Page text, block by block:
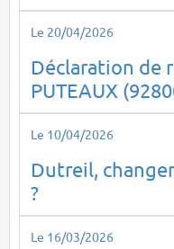
Le 20/04/2026
Déclaration de
PUTEAUX
impôts en
Le 10/04/2026
Dutreil,
?
Le 16/03/2026